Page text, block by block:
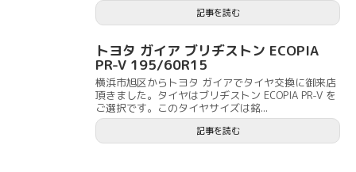
記事を読む
トヨタ ガイア ブリヂストン ECOPIA
PR-V 195/60R15
横浜市旭区からトヨタ ガイアでタイヤ交換に御来店
頂きました。タイヤはブリヂストン ECOPIA PR-V を
ご選択です。このタイヤサイズは銘...
記事を読む